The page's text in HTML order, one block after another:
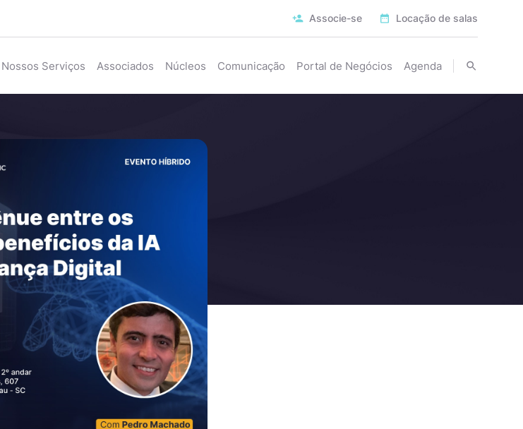
Associe-se Locação de salas
Nossos Serviços Associados Núcleos Comunicação Portal de Negócios Agenda